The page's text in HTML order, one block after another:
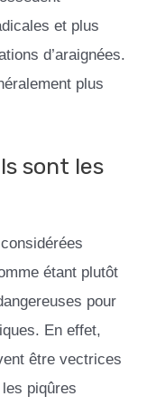
et plus
d’araignées.
plus
sont les
étant plutôt
pour
En effet,
être vectrices
piqûres